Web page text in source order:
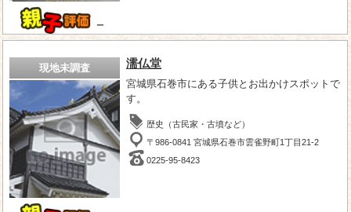
－
現地未調査 濡仏堂
宮城県石巻市にある子供とお出かけスポットで
す。
歴史（古民家・古墳など）
〒986-0841 宮城県石巻市雲雀野町1丁目21-2
0225-95-8423